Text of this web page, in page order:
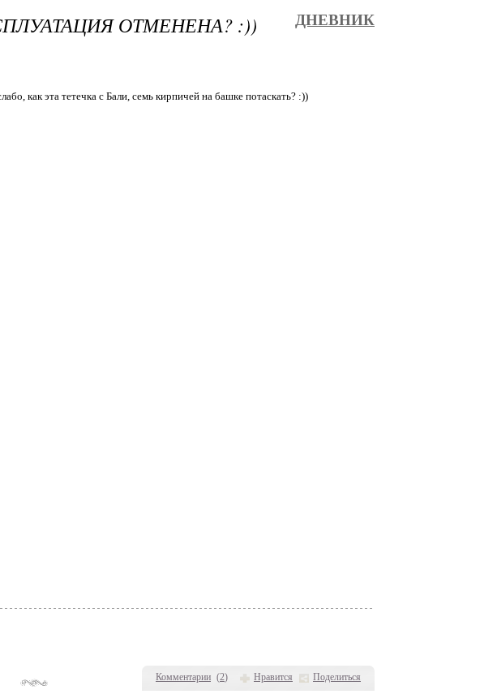
Комментарии (2) Нравится Поделиться
ОТМЕНЕНА? :)) ДНЕВНИК
как эта тетечка с Бали, семь кирпичей на башке потаскать? :))